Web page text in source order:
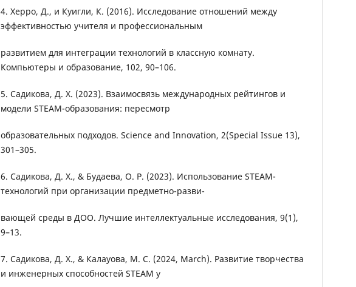
4. Херро, Д., и Куигли, К. (2016). Исследование отношений между
эффективностью учителя и профессиональным
развитием для интеграции технологий в классную комнату.
Компьютеры и образование, 102, 90–106.
5. Садикова, Д. Х. (2023). Взаимосвязь международных рейтингов и
модели STEAM-образования: пересмотр
образовательных подходов. Science and Innovation, 2(Special Issue 13),
301–305.
6. Садикова, Д. Х., & Будаева, О. Р. (2023). Использование STEAM-
технологий при организации предметно-разви-
вающей среды в ДОО. Лучшие интеллектуальные исследования, 9(1),
9–13.
7. Садикова, Д. Х., & Калауова, М. С. (2024, March). Развитие творчества
и инженерных способностей STEAM у